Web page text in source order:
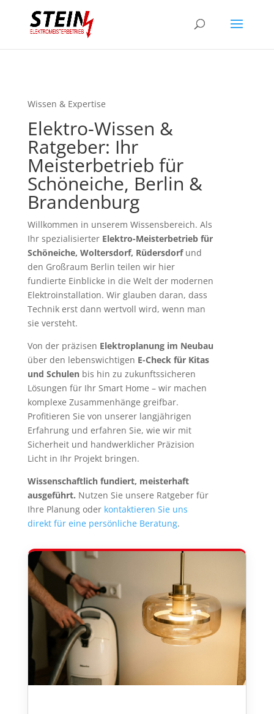
Wissen & Expertise
Elektro-Wissen &
Ratgeber: Ihr
Meisterbetrieb für
Schöneiche, Berlin &
Brandenburg
Willkommen in unserem Wissensbereich. Als
Ihr spezialisierter Elektro-Meisterbetrieb für
Schöneiche, Woltersdorf, Rüdersdorfund
den Großraum Berlin teilen wir hier
fundierte Einblicke in die Welt der modernen
Elektroinstallation. Wir glauben daran, dass
Technik erst dann wertvoll wird, wenn man
sie versteht.
Von der präzisen Elektroplanung im Neubau
über den lebenswichtigen E-Check für Kitas
und Schulenbis hin zu zukunftssicheren
Lösungen für Ihr Smart Home – wir machen
komplexe Zusammenhänge greifbar.
Profitieren Sie von unserer langjährigen
Erfahrung und erfahren Sie, wie wir mit
Sicherheit und handwerklicher Präzision
Licht in Ihr Projekt bringen.
Wissenschaftlich fundiert, meisterhaft
ausgeführt. Nutzen Sie unsere Ratgeber für
Ihre Planung oder kontaktieren Sie uns
direkt für eine persönliche Beratung.